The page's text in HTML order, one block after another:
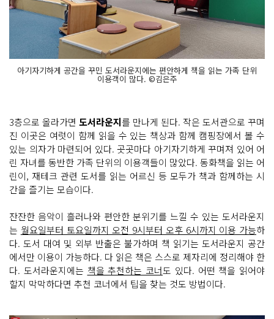
아기자기하게 공간을 꾸민 도서라운지에는 편안하게 책을 읽는 가족 단위
이용객이 많다. ©김은주
3층으로 올라가면 도서라운지를 만나게 된다. 작은 도서관으로 꾸며
진 이곳은 여럿이 함께 읽을 수 있는 책상과 함께 캠핑장에서 볼 수
있는 의자가 마련되어 있다. 곳곳마다 아기자기하게 꾸며져 있어 어
린 자녀를 동반한 가족 단위의 이용객들이 많았다. 동화책을 읽는 어
린이, 재테크 관련 도서를 읽는 어르신 등 모두가 책과 함께하는 시
간을 즐기는 모습이다.
잔잔한 음악이 흘러나와 편안한 분위기를 느낄 수 있는 도서라운지
는 월요일부터 토요일까지 오전 9시부터 오후 6시까지 이용 가능하
다. 도서 대여 및 외부 반출은 불가하며 책 읽기는 도서라운지 공간
에서만 이용이 가능하다. 다 읽은 책은 스스로 제자리에 정리해야 한
다. 도서라운지에는 책을 추천하는 코너도 있다. 어떤 책을 읽어야
할지 막막하다면 추천 코너에서 팁을 찾는 것도 방법이다.